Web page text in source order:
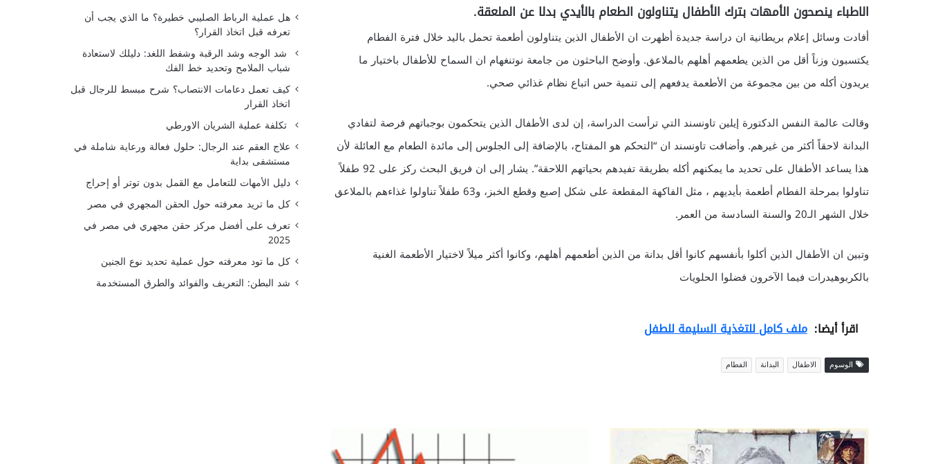
الاطباء ينصحون الأمهات بترك الأطفال يتناولون الطعام بالأيدي بدلا عن الملعقة.
أفادت وسائل إعلام بريطانية ان دراسة جديدة أظهرت ان الأطفال الذين يتناولون أطعمة تحمل باليد خلال فترة الفطام
يكتسبون وزناً أقل من الذين يطعمهم أهلهم بالملاعق. وأوضح الباحثون من جامعة نوتنغهام ان السماح للأطفال باختيار ما
يريدون أكله من بين مجموعة من الأطعمة يدفعهم إلى تنمية حس اتباع نظام غذائي صحي.
وقالت عالمة النفس الدكتورة إيلين تاونسند التي ترأست الدراسة، إن لدى الأطفال الذين يتحكمون بوجباتهم فرصة لتفادي
البدانة لاحقاً أكثر من غيرهم. وأضافت تاونسند ان “التحكم هو المفتاح، بالإضافة إلى الجلوس إلى مائدة الطعام مع العائلة لأن
هذا يساعد الأطفال على تحديد ما يمكنهم أكله بطريقة تفيدهم بحياتهم اللاحقة”. يشار إلى ان فريق البحث ركز على 92 طفلاً
تناولوا بمرحلة الفطام أطعمة بأيديهم ، مثل الفاكهة المقطعة على شكل إصبع وقطع الخبز، و63 طفلاً تناولوا غذاءهم بالملاعق
خلال الشهر الـ20 والسنة السادسة من العمر.
وتبين ان الأطفال الذين أكلوا بأنفسهم كانوا أقل بدانة من الذين أطعمهم أهلهم، وكانوا أكثر ميلاً لاختيار الأطعمة الغنية
بالكربوهيدرات فيما الآخرون فضلوا الحلويات
اقرأ أيضا: ملف كامل للتغذية السليمة للطفل
الوسوم الاطفال البدانة الفطام
ع
ش
هل عملية الرباط الصليبي خطيرة؟ ما الذي يجب أن
تعرفه قبل اتخاذ القرار؟
شد الوجه وشد الرقبة وشفط اللغد: دليلك لاستعادة
شباب الملامح وتحديد خط الفك
كيف تعمل دعامات الانتصاب؟ شرح مبسط للرجال قبل
اتخاذ القرار
تكلفة عملية الشريان الاورطي
علاج العقم عند الرجال: حلول فعالة ورعاية شاملة في
مستشفى بداية
دليل الأمهات للتعامل مع القمل بدون توتر أو إحراج
كل ما تريد معرفته حول الحقن المجهري في مصر
تعرف على أفضل مركز حقن مجهري في مصر في
2025
كل ما تود معرفته حول عملية تحديد نوع الجنين
شد البطن: التعريف والفوائد والطرق المستخدمة